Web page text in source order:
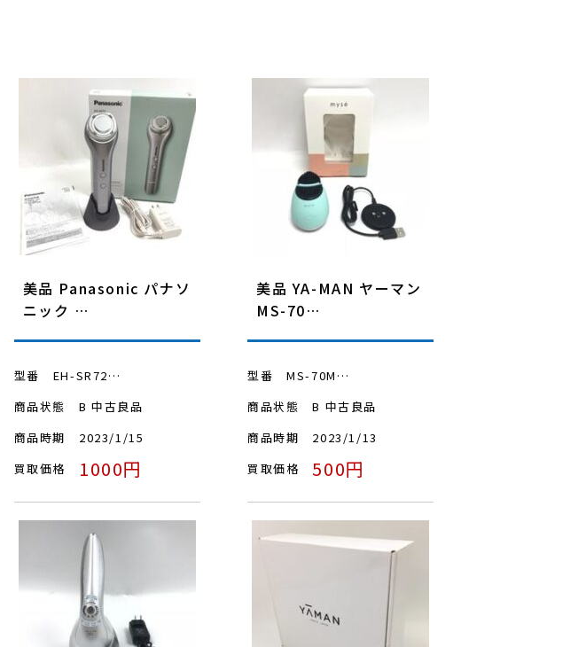
美品 Panasonic パナソ
ニック …
型番
EH-SR72…
商品状態
B 中古良品
商品時期
2023/1/15
買取価格
1000円
美品 YA-MAN ヤーマン
MS-70…
型番
MS-70M…
商品状態
B 中古良品
商品時期
2023/1/13
買取価格
500円